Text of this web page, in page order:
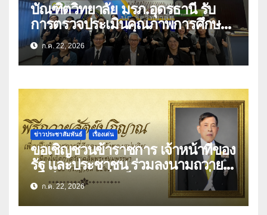
บัณฑิตวิทยาลัย มรภ.อุดรธานี รับ
การตรวจประเมินคุณภาพการศึกษา
ตามเกณฑ์ EdPEx ปีการศึกษา
2568
ก.ค. 22, 2026
ข่าวประชาสัมพันธ์ เรื่องเด่น
ขอเชิญชวนข้าราชการ เจ้าหน้าที่ของ
รัฐ และประชาชน ร่วมลงนามถวาย
สัตย์ปฏิญานเพื่อเป็นข้าราชการที่ดี
และพลังของแผ่นดิน เนื่องในโอกาส
วันเฉลิมพระชนมพรรษา 28
ก.ค. 22, 2026